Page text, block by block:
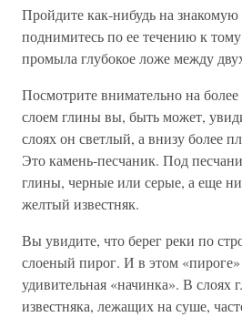
Пройдите как-нибудь на знакомую
поднимитесь по ее течению к
промыла глубокое ложе между
Посмотрите внимательно на
слоем глины вы, быть может,
слоях он светлый, а внизу более
Это камень-песчаник. Под
глины, черные или серые, а еще
желтый известняк.
Вы увидите, что берег реки по
слоеный пирог. И в этом
удивительная «начинка». В слоях
известняка, лежащих на суше,